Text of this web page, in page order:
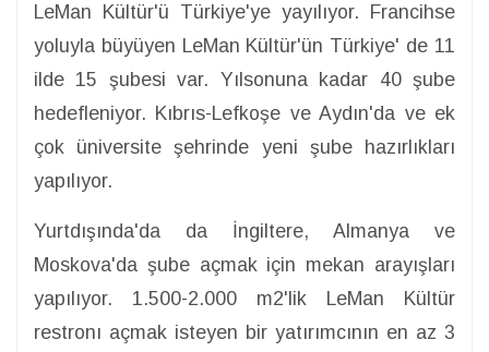
LeMan Kültür'ü Türkiye'ye yayılıyor. Francihse
yoluyla büyüyen LeMan Kültür'ün Türkiye' de 11
ilde 15 şubesi var. Yılsonuna kadar 40 şube
hedefleniyor. Kıbrıs-Lefkoşe ve Aydın'da ve ek
çok üniversite şehrinde yeni şube hazırlıkları
yapılıyor.
Yurtdışında'da da İngiltere, Almanya ve
Moskova'da şube açmak için mekan arayışları
yapılıyor. 1.500-2.000 m2'lik LeMan Kültür
restronı açmak isteyen bir yatırımcının en az 3